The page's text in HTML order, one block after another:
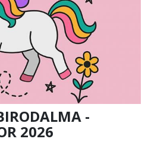
-
2026